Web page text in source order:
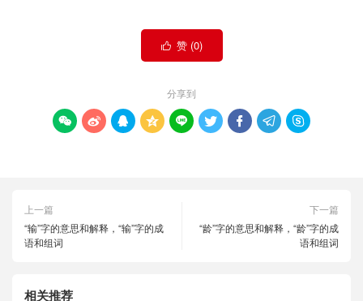
 赞 (0)
分享到
        
上一篇
“输”字的意思和解释，“输”字的成
语和组词
下一篇
“龄”字的意思和解释，“龄”字的成
语和组词
相关推荐